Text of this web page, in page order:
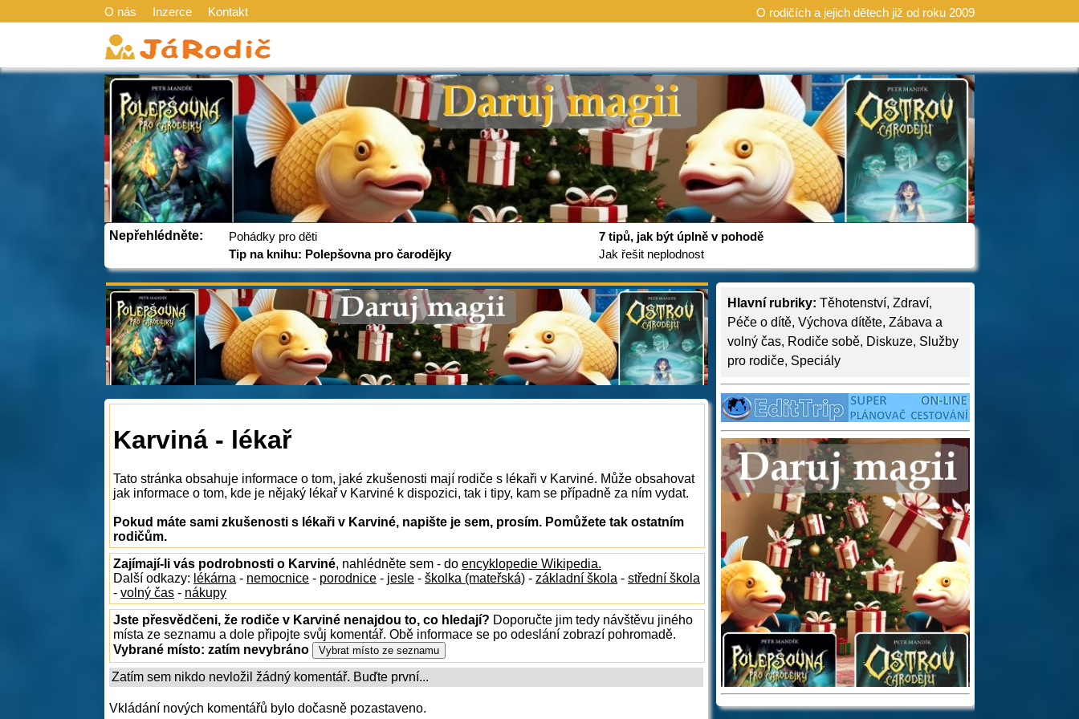
O nás Inzerce Kontakt O rodičích a jejich dětech již od roku 2009
Nepřehlédněte:
Pohádky pro děti
Tip na knihu: Polepšovna pro čarodějky
7 tipů, jak být úplně v pohodě
Jak řešit neplodnost
Hlavní rubriky: Těhotenství, Zdraví,
Péče o dítě, Výchova dítěte, Zábava a
volný čas, Rodiče sobě, Diskuze, Služby
pro rodiče, Speciály
Karviná - lékař
Tato stránka obsahuje informace o tom, jaké zkušenosti mají rodiče s lékaři v Karviné. Může obsahovat
jak informace o tom, kde je nějaký lékař v Karviné k dispozici, tak i tipy, kam se případně za ním vydat.
Pokud máte sami zkušenosti s lékaři v Karviné, napište je sem, prosím. Pomůžete tak ostatním
rodičům.
Zajímají-li vás podrobnosti o Karviné, nahlédněte sem - do encyklopedie Wikipedia.
Další odkazy: lékárna - nemocnice - porodnice - jesle - školka (mateřská) - základní škola - střední škola
- volný čas - nákupy
Jste přesvědčeni, že rodiče v Karviné nenajdou to, co hledají? Doporučte jim tedy návštěvu jiného
místa ze seznamu a dole připojte svůj komentář. Obě informace se po odeslání zobrazí pohromadě.
Vybrané místo: zatím nevybráno
Zatím sem nikdo nevložil žádný komentář. Buďte první...
Vkládání nových komentářů bylo dočasně pozastaveno.